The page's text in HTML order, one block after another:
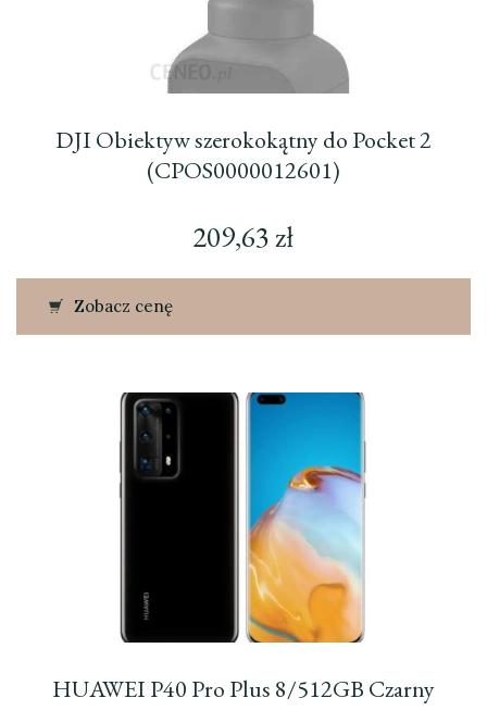
DJI Obiektyw szerokokątny do Pocket 2
(CPOS0000012601)
209,63zł
Zobacz cenę
HUAWEI P40 Pro Plus 8/512GB Czarny